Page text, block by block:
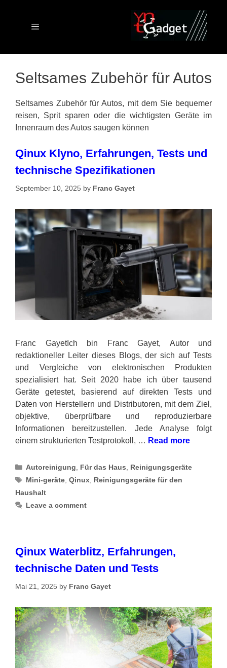
Menu
Seltsames Zubehör für Autos
Seltsames Zubehör für Autos, mit dem Sie bequemer
reisen, Sprit sparen oder die wichtigsten Geräte im
Innenraum des Autos saugen können
Qinux Klyno, Erfahrungen, Tests und
technische Spezifikationen
September 10, 2025 by Franc Gayet
Franc GayetIch bin Franc Gayet, Autor und
redaktioneller Leiter dieses Blogs, der sich auf Tests
und Vergleiche von elektronischen Produkten
spezialisiert hat. Seit 2020 habe ich über tausend
Geräte getestet, basierend auf direkten Tests und
Daten von Herstellern und Distributoren, mit dem Ziel,
objektive, überprüfbare und reproduzierbare
Informationen bereitzustellen. Jede Analyse folgt
einem strukturierten Testprotokoll, … Read more
Categories
Autoreinigung Für das Haus
Reinigungsgeräte
Tags
Mini-geräte ,Qinux Reinigungsgeräte für den
Haushalt
Leave a comment
Qinux Waterblitz, Erfahrungen,
technische Daten und Tests
Mai 21, 2025 by Franc Gayet